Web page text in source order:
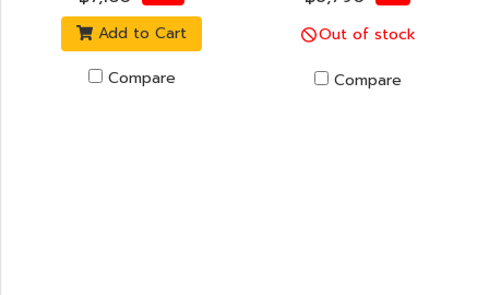
Add to Cart
Compare
Out of stock
Compare